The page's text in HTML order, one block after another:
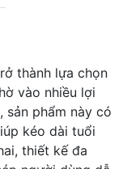
thành lựa chọn
vào nhiều lợi
phẩm này có
kéo dài tuổi
thiết kế đa